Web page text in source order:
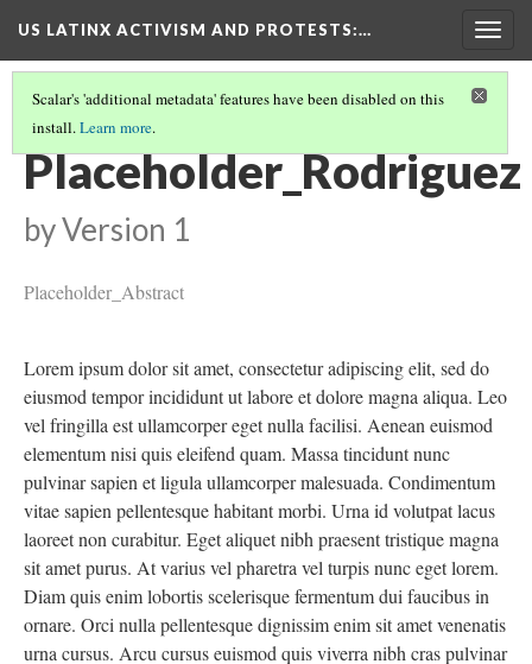
US LATINX ACTIVISM AND PROTESTS:…
Scalar's 'additional metadata' features have been disabled on this
install.Learn more.
BRACERO PROGRAM
Placeholder_Rodriguez
byVersion 1
Placeholder_Abstract
Lorem ipsum dolor sit amet, consectetur adipiscing elit, sed do
eiusmod tempor incididunt ut labore et dolore magna aliqua. Leo
vel fringilla est ullamcorper eget nulla facilisi. Aenean euismod
elementum nisi quis eleifend quam. Massa tincidunt nunc
pulvinar sapien et ligula ullamcorper malesuada. Condimentum
vitae sapien pellentesque habitant morbi. Urna id volutpat lacus
laoreet non curabitur. Eget aliquet nibh praesent tristique magna
sit amet purus. At varius vel pharetra vel turpis nunc eget lorem.
Diam quis enim lobortis scelerisque fermentum dui faucibus in
ornare. Orci nulla pellentesque dignissim enim sit amet venenatis
urna cursus. Arcu cursus euismod quis viverra nibh cras pulvinar